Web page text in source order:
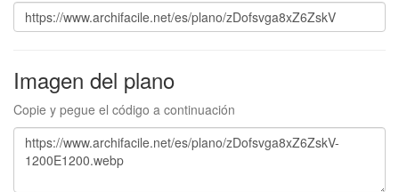
Imagen del plano
Copie y pegue el código a continuación